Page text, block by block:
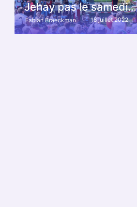
Jehay pas le samedi…
Fabian Braeckman 18 juillet 2022